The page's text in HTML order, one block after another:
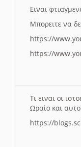
Ειναι
Μπορειτε να
https://
https://
Τι ειναι οι
Ωραίο και
https://